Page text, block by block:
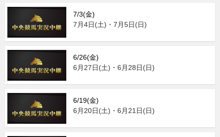
7/3(金)
7月4日(土)・7月5日(日)
6/26(金)
6月27日(土)・6月28日(日)
6/19(金)
6月20日(土)・6月21日(日)